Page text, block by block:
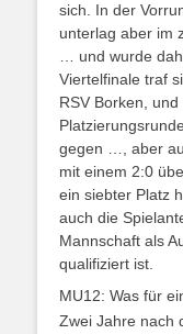
sich. In der
unterlag aber im
… und wurde
Viertelfinale traf
RSV Borken,
gegen …, aber
mit einem 2:0
ein siebter Platz
auch die
Mannschaft als
qualifiziert ist.
MU12: Was für
Zwei Jahre nach